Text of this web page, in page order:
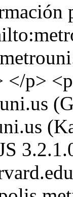
</p>